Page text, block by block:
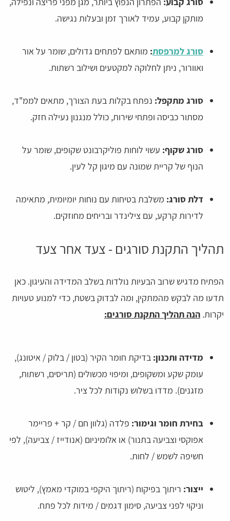
מותקן קבוע, עמיד לאורך זמן ובעלות נגישה.
סורג למרפסת: מותאם לפתחים גדולים, שומר על אור
ואוורור, ניתן לחלוקה למקטעים ושילוב רשתות.
סורג מתקפל: נפתח בקלות בעת הצורך, מתאים לממ"ד,
מסתור כביסה ופתחי שירות, כולל מנגנון נעילה חזק.
סורג שקוף: עשוי לוחות פוליקרבונט שקופים, שומר על
הנוף של קריית שמונה עם מיגון קל לעין.
דלת סורג: משלבת בטיחות עם נוחות יומיומית, מתאימה
לדירות קרקע, עם צילינדר ובריחים מחוזקים.
תהליך התקנת סורגים - צעד אחר צעד
הפתיח מדגיש שרוב הבעיות נולדות בשלב המדידה והעיגון. כאן
תדעו מה לבקש מהמתקין, ומה לבדוק בשטח, כדי למנוע טעויות
יקרות. הנה תהליך התקנת סורגים:
מדידה ותכנון: בדיקת חומר הקיר (בטון / בלוק / איטונג),
עומק שקע ומשקופים, ומיפוי מכשולים (תריסים, רשתות,
מזגנים). מדדו בשלוש נקודות לכל ציר.
בחירת חומר וגימור: פלדה (גלוון חם / קר + פריימר
אפוקסי וצביעה בתנור) או אלומיניום (אנודייז / צביעה), לפי
חשיפה לשמש / לחות.
ייצור: ריתוך בפיקוח (ריתוך היקפי במוקדי מאמץ), ליטוש
וניקוי לפני צביעה, סימון דגמים / מידות לכל פתח.